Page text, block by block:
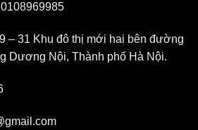
– 31 Khu đô thị mới hai bên đường
Dương Nội, Thành phố Hà Nội.